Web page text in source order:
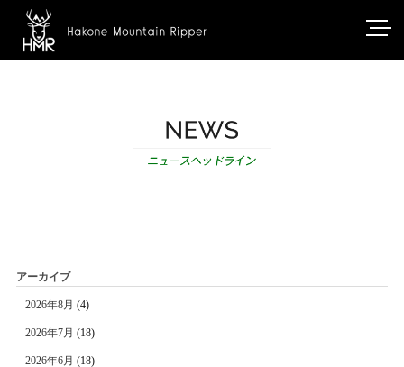
アーカイブ
2026年8月 (4)
2026年7月 (18)
2026年6月 (18)